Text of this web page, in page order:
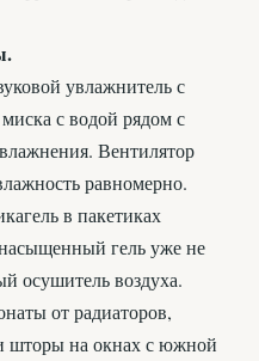
увлажнитель с
с водой рядом с
Вентилятор
равномерно.
в пакетиках
гель уже не
осушитель воздуха.
от радиаторов,
шторы на окнах с южной